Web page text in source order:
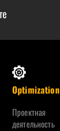
Optimization
Проектная
деятельность